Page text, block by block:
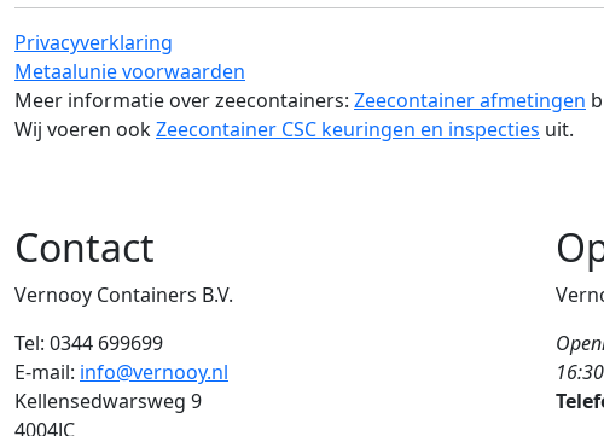
Privacyverklaring
Metaalunie voorwaarden
Meer informatie over zeecontainers: Zeecontainer afmetingen
Wij voeren ookZeecontainer CSC keuringen en inspecties uit.
Contact
Vernooy Containers B.V.
Tel: 0344 699699
E-mail: info@vernooy.nl
Kellensedwarsweg 9
4004JC